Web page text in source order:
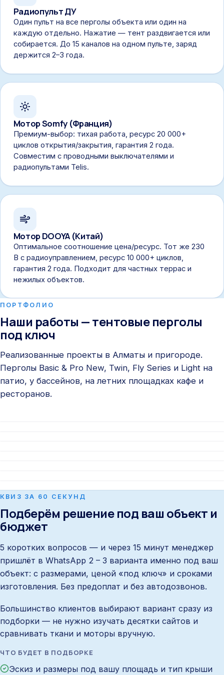
Радиопульт ДУ
Один пульт на все перголы объекта или один на
каждую отдельно. Нажатие — тент раздвигается или
собирается. До 15 каналов на одном пульте, заряд
держится 2–3 года.
Мотор Somfy (Франция)
Премиум-выбор: тихая работа, ресурс 20 000+
циклов открытия/закрытия, гарантия 2 года.
Совместим с проводными выключателями и
радиопультами Telis.
Мотор DOOYA (Китай)
Оптимальное соотношение цена/ресурс. Тот же 230
В с радиоуправлением, ресурс 10 000+ циклов,
гарантия 2 года. Подходит для частных террас и
нежилых объектов.
ПОРТФОЛИО
Наши работы — тентовые перголы
под ключ
Реализованные проекты в Алматы и пригороде.
Перголы Basic & Pro New, Twin, Fly Series и Light на
патио, у бассейнов, на летних площадках кафе и
ресторанов.
КВИЗ ЗА 60 СЕКУНД
Подберём решение под ваш объект и
бюджет
5 коротких вопросов — и через 15 минут менеджер
пришлёт в WhatsApp 2 – 3 варианта именно под ваш
объект: с размерами, ценой «под ключ» и сроками
изготовления. Без предоплат и без автодозвонов.
Большинство клиентов выбирают вариант сразу из
подборки — не нужно изучать десятки сайтов и
сравнивать ткани и моторы вручную.
ЧТО БУДЕТ В ПОДБОРКЕ
Эскиз и размеры под вашу площадь и тип крыши